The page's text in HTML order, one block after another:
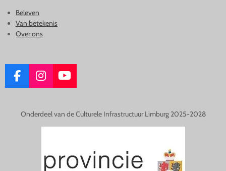
Beleven
Van betekenis
Over ons
F
A
E
I
N
T
A
M
Y
O
T
Onderdeel van de Culturele Infrastructuur Limburg 2025-2028